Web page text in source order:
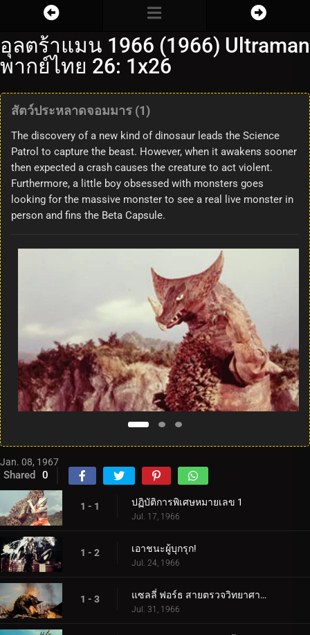
อุลตร้าแมน 1966 (1966) Ultraman
พากย์ไทย 26: 1x26
สัตว์ประหลาดจอมมาร (1)
The discovery of a new kind of dinosaur leads the Science
Patrol to capture the beast. However, when it awakens sooner
then expected a crash causes the creature to act violent.
Furthermore, a little boy obsessed with monsters goes
looking for the massive monster to see a real live monster in
person and fins the Beta Capsule.
Jan. 08, 1967
Shared 0
1 - 1 ปฏิบัติการพิเศษหมายเลข 1
Jul. 17, 1966
1 - 2 เอาชนะผู้บุกรุก!
Jul. 24, 1966
1 - 3 แซลลี่ ฟอร์ธ สายตรวจวิทยาศาสตร์!
Jul. 31, 1966